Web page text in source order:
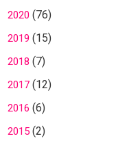
2020 (76)
2019 (15)
2018 (7)
2017(12)
2016 (6)
2015(2)